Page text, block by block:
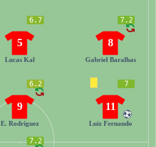
7.2
8
Gabriel Baralhas
6.7
5
Lucas Kal
7
11
Luiz Fernando
6.2
9
E. Rodríguez
7.2